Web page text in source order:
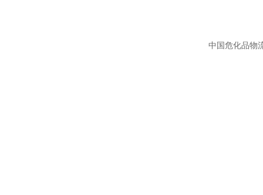
中国危化品物